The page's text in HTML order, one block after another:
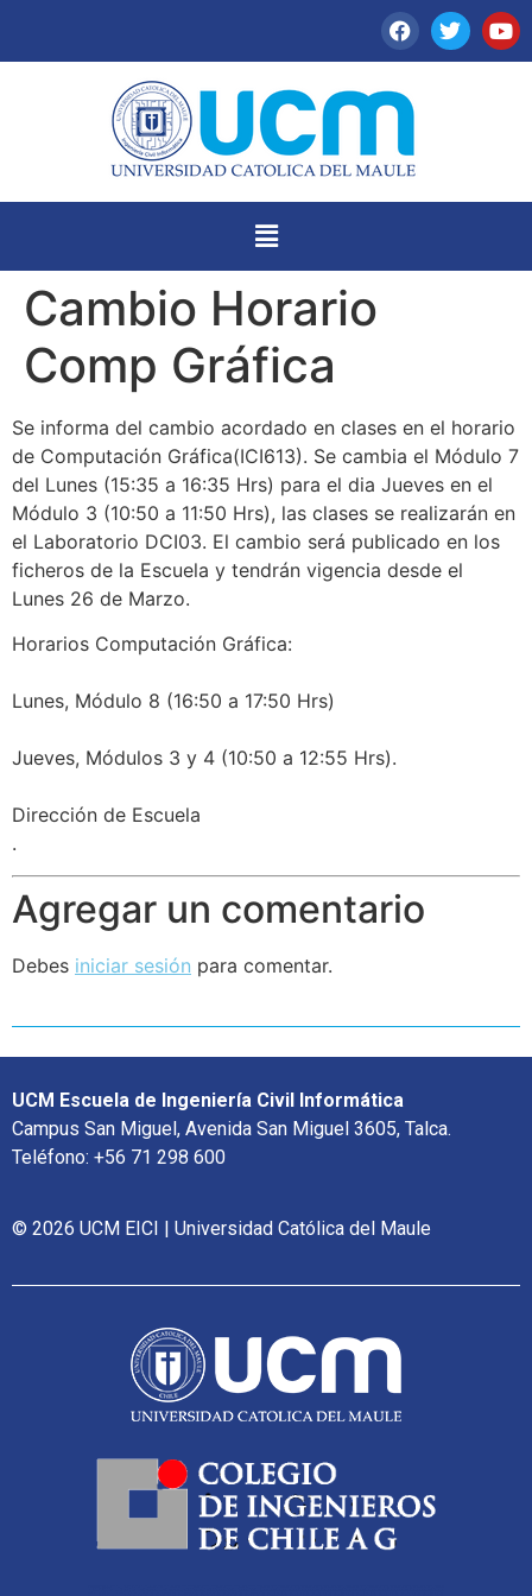
Cambio Horario
Comp Gráfica
Se informa del cambio acordado en clases en el horario
de Computación Gráfica(ICI613). Se cambia el Módulo 7
del Lunes (15:35 a 16:35 Hrs) para el dia Jueves en el
Módulo 3 (10:50 a 11:50 Hrs), las clases se realizarán en
el Laboratorio DCI03. El cambio será publicado en los
ficheros de la Escuela y tendrán vigencia desde el
Lunes 26 de Marzo.
Horarios Computación Gráfica:
Lunes, Módulo 8 (16:50 a 17:50 Hrs)
Jueves, Módulos 3 y 4 (10:50 a 12:55 Hrs).
Dirección de Escuela
.
Agregar un comentario
Debes iniciar sesión para comentar.
UCM Escuela de Ingeniería Civil Informática
Campus San Miguel, Avenida San Miguel 3605, Talca.
Teléfono: +56 71 298 600
© 2026 UCM EICI | Universidad Católica del Maule